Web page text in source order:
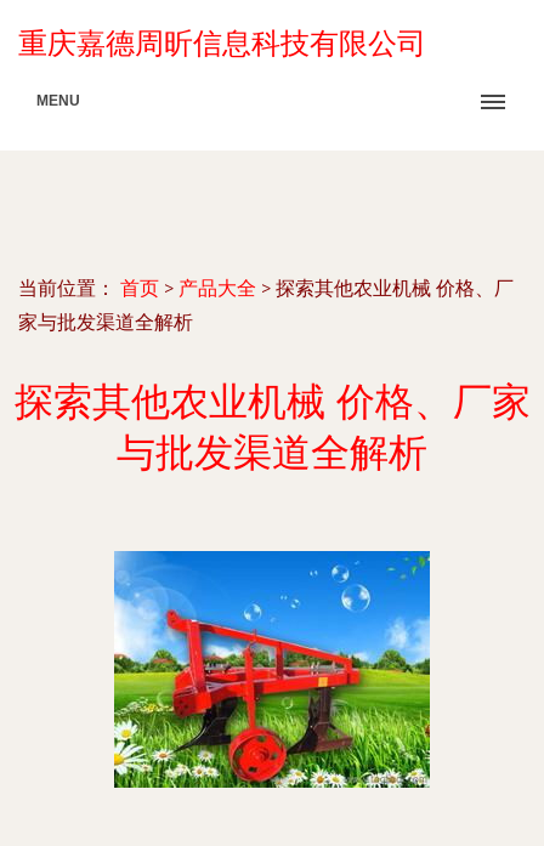
重庆嘉德周昕信息科技有限公司
MENU
当前位置： 首页 > 产品大全 > 探索其他农业机械 价格、厂
家与批发渠道全解析
探索其他农业机械 价格、厂家
与批发渠道全解析